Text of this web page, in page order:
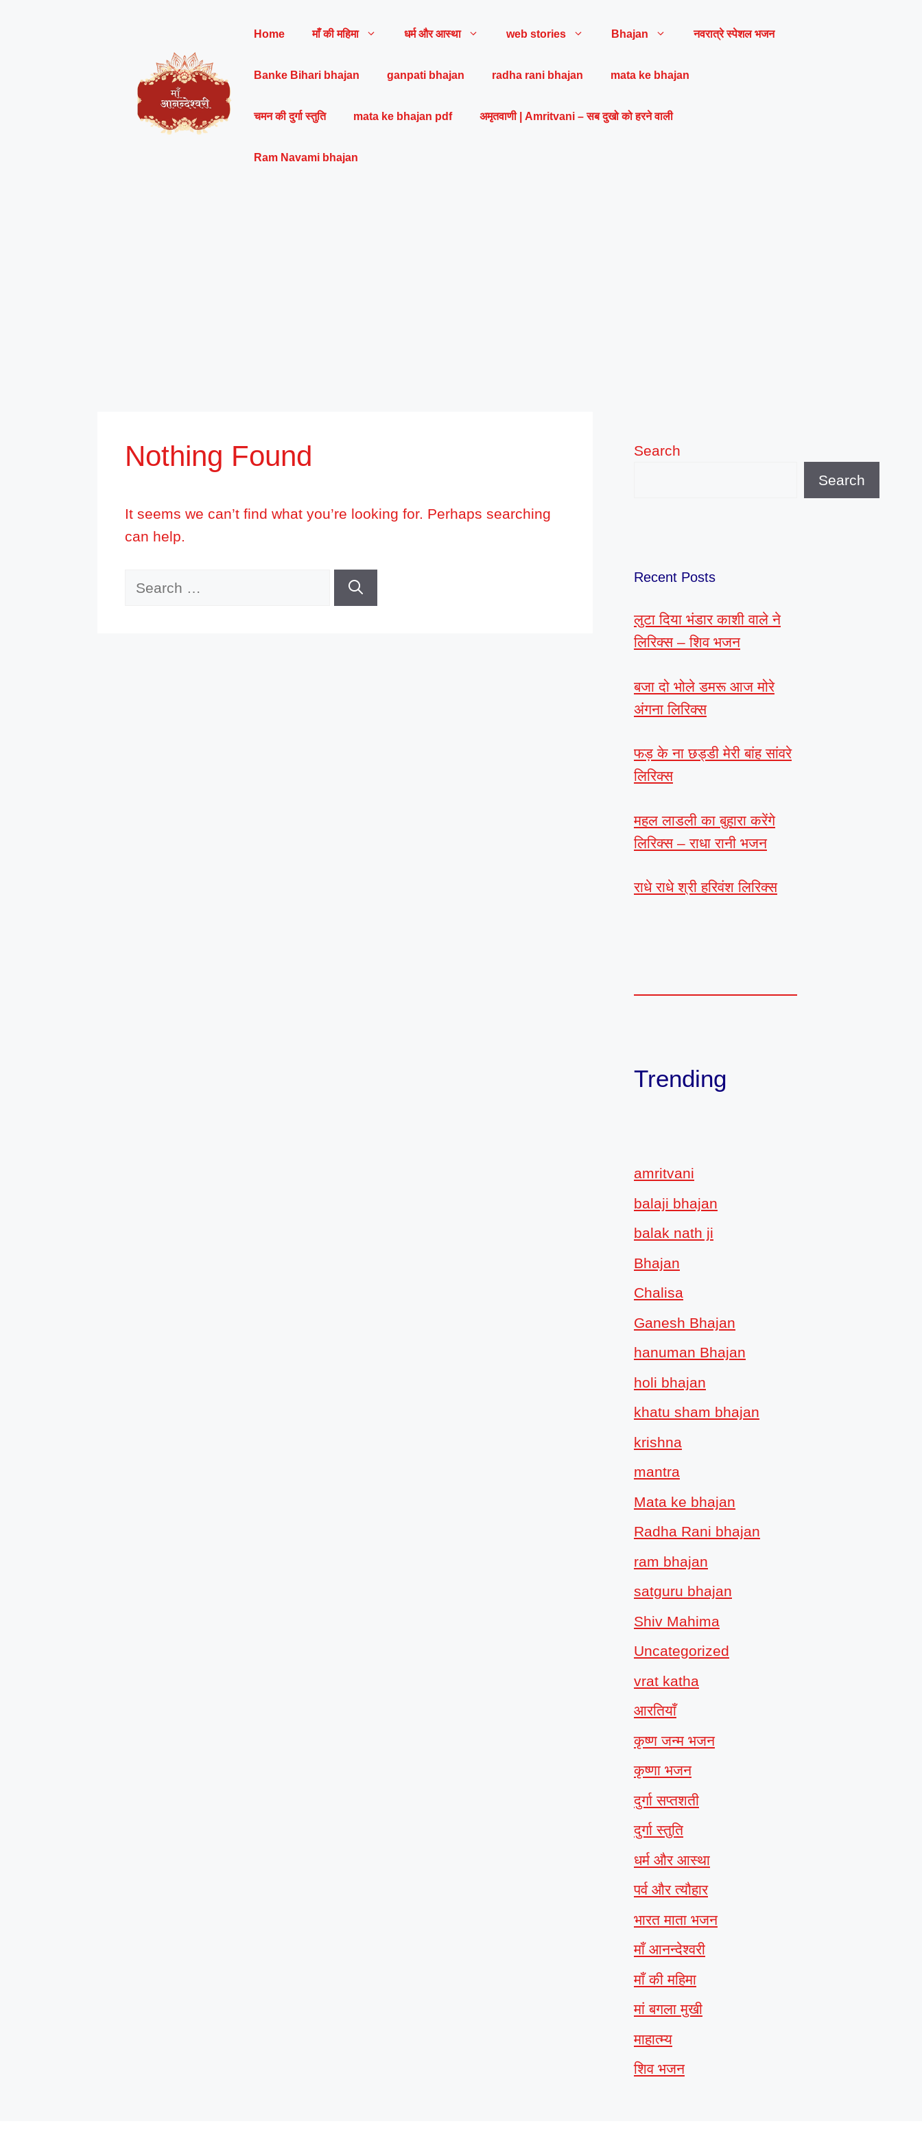
Home माँ की महिमा धर्म और आस्था web stories Bhajan नवरात्रे स्पेशल भजन
Banke Bihari bhajan ganpati bhajan radha rani bhajan mata ke bhajan
चमन की दुर्गा स्तुति mata ke bhajan pdf अमृतवाणी | Amritvani – सब दुखो को हरने वाली
Ram Navami bhajan
Nothing Found
It seems we can’t find what you’re looking for. Perhaps searching
can help.
Search
Search
Search
Recent Posts
लुटा दिया भंडार काशी वाले ने
लिरिक्स – शिव भजन
बजा दो भोले डमरू आज मोरे
अंगना लिरिक्स
फड़ के ना छड्डी मेरी बांह सांवरे
लिरिक्स
महल लाडली का बुहारा करेंगे
लिरिक्स – राधा रानी भजन
राधे राधे श्री हरिवंश लिरिक्स
Trending
amritvani
balaji bhajan
balak nath ji
Bhajan
Chalisa
Ganesh Bhajan
hanuman Bhajan
holi bhajan
khatu sham bhajan
krishna
mantra
Mata ke bhajan
Radha Rani bhajan
ram bhajan
satguru bhajan
Shiv Mahima
Uncategorized
vrat katha
आरतियाँ
कृष्ण जन्म भजन
कृष्णा भजन
दुर्गा सप्तशती
दुर्गा स्तुति
धर्म और आस्था
पर्व और त्यौहार
भारत माता भजन
माँ आनन्देश्वरी
माँ की महिमा
मां बगला मुखी
माहात्म्य
शिव भजन